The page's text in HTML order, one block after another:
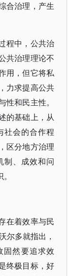
合治理，产生
程中，公共治
共治理理论不
用，但它将私
力求提高公共
和民主性。
的基础上，从
社会的合作程
区分地方治理
制、成效和问
在着效率与民
尔多就指出，
固然要追求效
终极目标，好